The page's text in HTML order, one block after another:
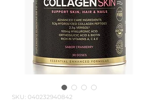
SKU: 040232940842